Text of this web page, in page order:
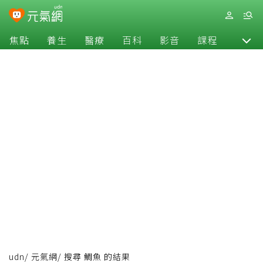
焦點 養生 醫療 百科 影音 課程 退休
udn/ 元氣網/ 搜尋 鯛魚 的結果